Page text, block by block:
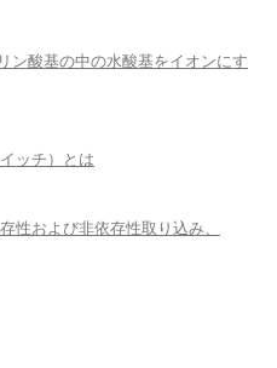
ン酸基の中の水酸基をイオンにす
ッチ）とは
性および非依存性取り込み、